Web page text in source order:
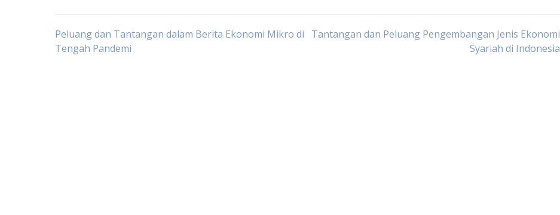
Post
Peluang dan Tantangan dalam Berita Ekonomi Mikro di
Tengah Pandemi
Tantangan dan Peluang Pengembangan Jenis Ekonomi
Syariah di Indonesia